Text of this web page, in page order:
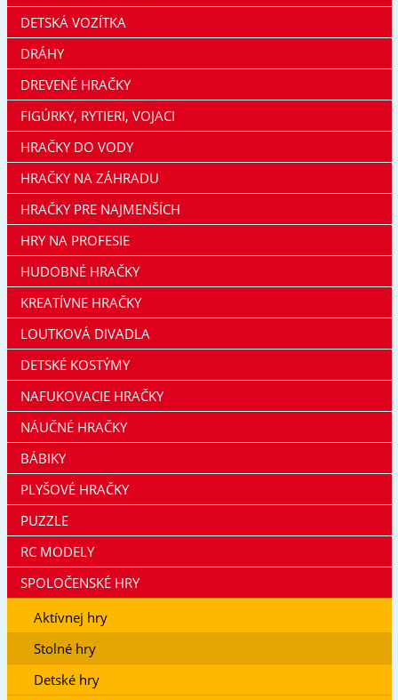
DETSKÁ VOZÍTKA
DRÁHY
DREVENÉ HRAČKY
FIGÚRKY, RYTIERI, VOJACI
HRAČKY DO VODY
HRAČKY NA ZÁHRADU
HRAČKY PRE NAJMENŠÍCH
HRY NA PROFESIE
HUDOBNÉ HRAČKY
KREATÍVNE HRAČKY
LOUTKOVÁ DIVADLA
DETSKÉ KOSTÝMY
NAFUKOVACIE HRAČKY
NÁUČNÉ HRAČKY
BÁBIKY
PLYŠOVÉ HRAČKY
PUZZLE
RC MODELY
SPOLOČENSKÉ HRY
Aktívnej hry
Stolné hry
Detské hry